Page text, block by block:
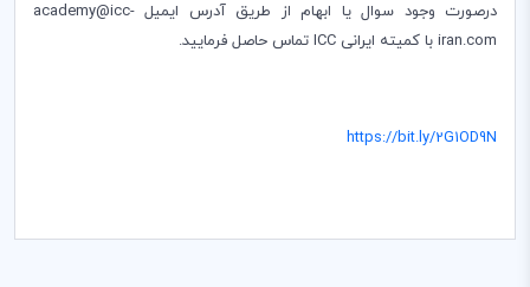
درصورت وجود سوال یا ابهام از طریق آدرس ایمیل academy@icc-
iran.com با کمیته ایرانی ICC تماس حاصل فرمایید.
https://bit.ly/2G1OD9N